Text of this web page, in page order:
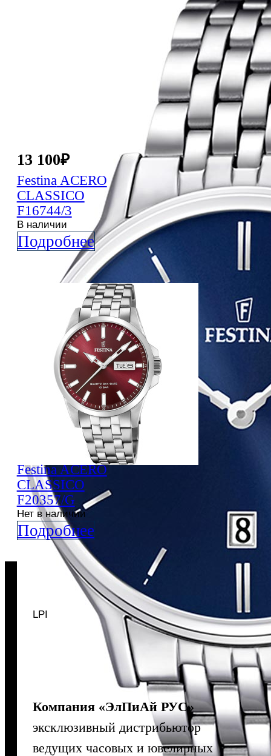
13 100₽
Festina ACERO
CLASSICO
F16744/3
В наличии
Подробнее
FestinaACERO
CLASSICO
F20357/G
Нет в наличии
Подробнее
LPI
Компания «ЭлПиАй РУС»
эксклюзивный дистрибьютор
ведущих часовых и ювелирных